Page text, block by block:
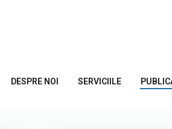
DESPRE NOI SERVICIILE